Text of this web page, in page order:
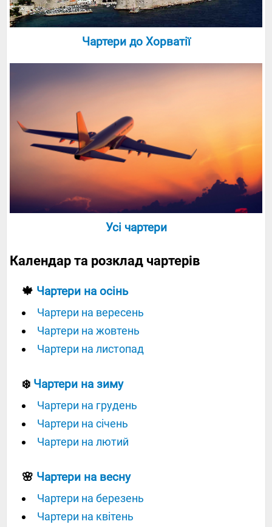
Чартери до Хорватії
Усі чартери
Календар та розклад чартерів
🍁 Чартери на осінь
Чартери на вересень
Чартери на жовтень
Чартери на листопад
❄️ Чартери на зиму
Чартери на грудень
Чартери на січень
Чартери на лютий
🌸 Чартери на весну
Чартери на березень
Чартери на квітень